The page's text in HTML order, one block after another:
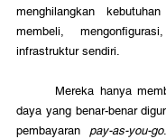
menghilangkan
membeli,
infrastruktur sendiri.
daya yang benar-benar
pembayaran pay-as-you-go